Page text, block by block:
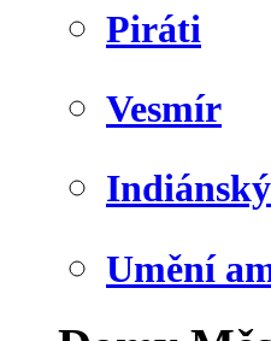
Piráti
Vesmír
Umění